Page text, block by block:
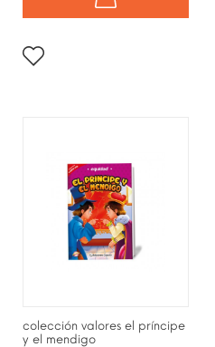
colección valores el príncipe
y el mendigo